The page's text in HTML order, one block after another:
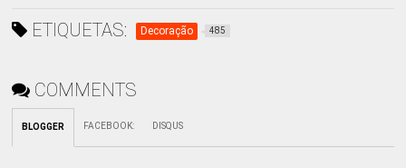
ETIQUETAS: Decoração 485
COMMENTS
BLOGGER FACEBOOK: DISQUS